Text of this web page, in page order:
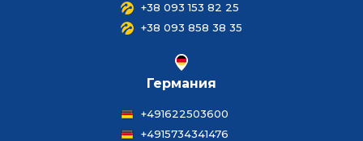
+38 093 153 82 25
+38 093 858 38 35
Германия
+491622503600
+4915734341476